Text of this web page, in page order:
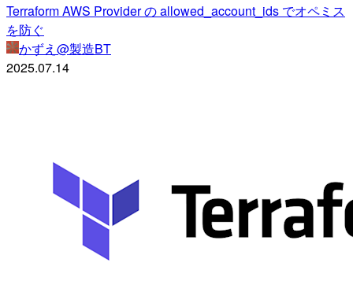
Terraform AWS Provider の allowed_account_ids でオペミス
を防ぐ
かずえ@製造BT
2025.07.14